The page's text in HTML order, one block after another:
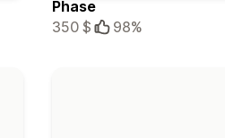
Phase
350 $
98%